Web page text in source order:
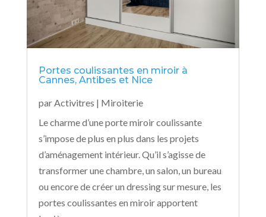
Portes coulissantes en miroir à
Cannes, Antibes et Nice
parActivitres | Miroiterie
Le charme d’une porte miroir coulissante
s’impose de plus en plus dans les projets
d’aménagement intérieur. Qu’il s’agisse de
transformer une chambre, un salon, un bureau
ou encore de créer un dressing sur mesure, les
portes coulissantes en miroir apportent